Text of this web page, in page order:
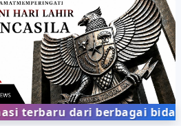
dari berbagai